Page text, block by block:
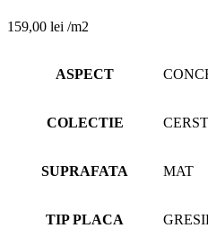
159,00 lei /m2
ASPECT
COLECTIE
SUPRAFATA MAT
TIP PLACA